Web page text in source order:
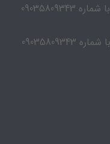
۱۰ صبح تا ۵ عصر به جز ایام تعطیل با شماره 09035809343
جهت خرید حضوری (فقط تعداد) حتما با شماره 09035809343